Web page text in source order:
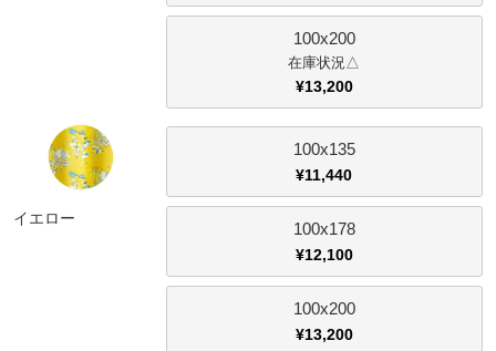
収納用品
100x200
△
¥13,200
イエロー
100x135
¥11,440
100x178
¥12,100
100x200
¥13,200